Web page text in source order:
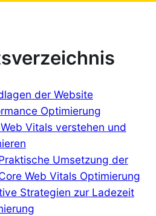
der Website
Optimierung
Vitals verstehen und
Umsetzung der
Web Vitals Optimierung
Strategien zur Ladezeit